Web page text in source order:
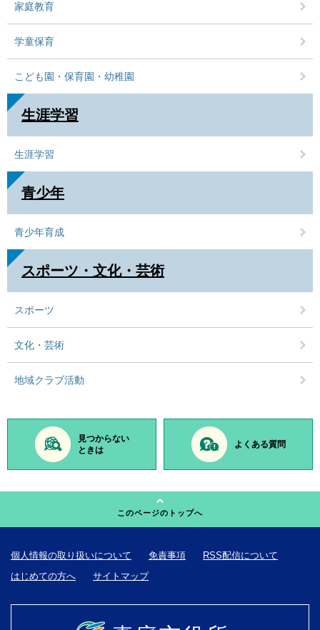
家庭教育
学童保育
こども園・保育園・幼稚園
生涯学習
生涯学習
青少年
青少年育成
スポーツ・文化・芸術
スポーツ
文化・芸術
地域クラブ活動
見つからない
ときは
よくある質問
このページのトップへ
個人情報の取り扱いについて 免責事項
RSS配信について
はじめての方へ
サイトマップ